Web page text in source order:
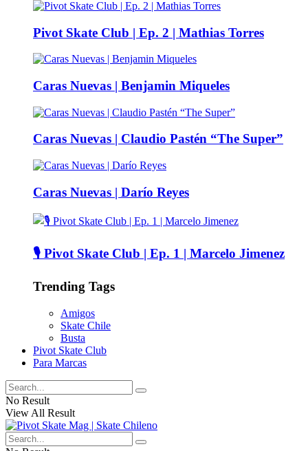
Pivot Skate Club | Ep. 2 | Mathias Torres
Caras Nuevas | Benjamin Miqueles
Caras Nuevas | Claudio Pastén “The Super”
Caras Nuevas | Darío Reyes
🎙️ Pivot Skate Club | Ep. 1 | Marcelo Jimenez
Trending Tags
Amigos
Skate Chile
Busta
Pivot Skate Club
Para Marcas
No Result
View All Result